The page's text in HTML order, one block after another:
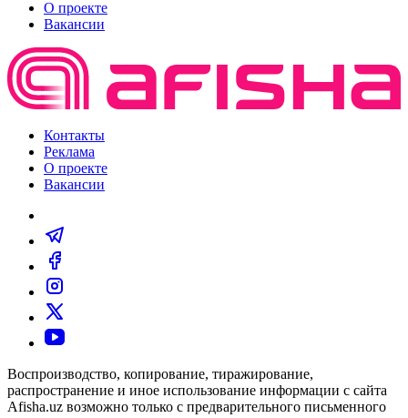
О проекте
Вакансии
Контакты
Реклама
О проекте
Вакансии
Воспроизводство, копирование, тиражирование,
распространение и иное использование информации с сайта
Afisha.uz возможно только с предварительного письменного